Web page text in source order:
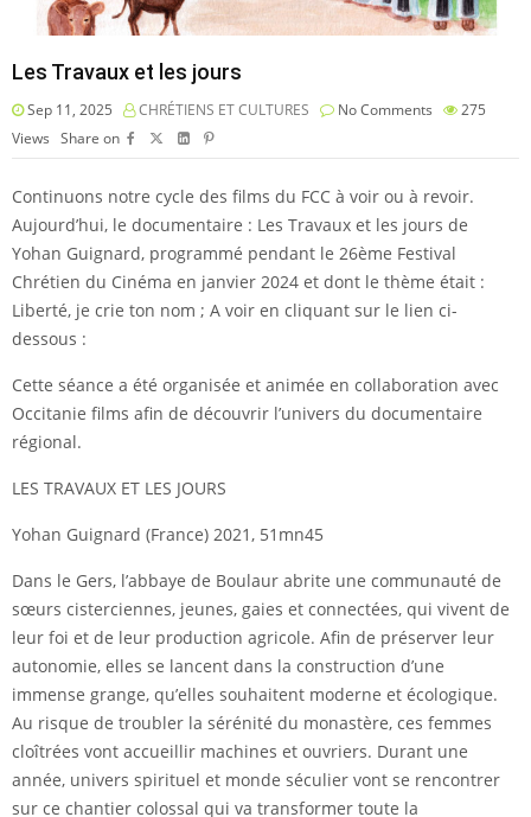
Les Travaux et les jours
Sep 11, 2025 CHRÉTIENS ET CULTURES No Comments
275
Views Share on
Continuons notre cycle des films du FCC à voir ou à revoir.
Aujourd’hui, le documentaire : Les Travaux et les jours de
Yohan Guignard, programmé pendant le 26ème Festival
Chrétien du Cinéma en janvier 2024 et dont le thème était :
Liberté, je crie ton nom ; A voir en cliquant sur le lien ci-
dessous :
Cette séance a été organisée et animée en collaboration avec
Occitanie films afin de découvrir l’univers du documentaire
régional.
LES TRAVAUX ET LES JOURS
Yohan Guignard (France) 2021, 51mn45
Dans le Gers, l’abbaye de Boulaur abrite une communauté de
sœurs cisterciennes, jeunes, gaies et connectées, qui vivent de
leur foi et de leur production agricole. Afin de préserver leur
autonomie, elles se lancent dans la construction d’une
immense grange, qu’elles souhaitent moderne et écologique.
Au risque de troubler la sérénité du monastère, ces femmes
cloîtrées vont accueillir machines et ouvriers. Durant une
année, univers spirituel et monde séculier vont se rencontrer
sur ce chantier colossal qui va transformer toute la